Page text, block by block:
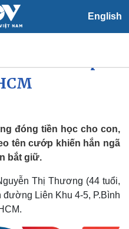
English
Tin 24h
Dự báo thời tiết
Giáo dục
Dấu ấn VOV
Việc làm
Biển đảo
đóng tiền học cho con,
tên cướp khiến hắn ngã
bắt giữ.
Thị Thương (44 tuổi,
đường Liên Khu 4-5, P.Bình